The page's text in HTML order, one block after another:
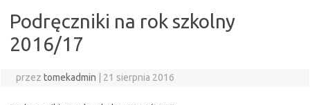
Podręczniki na rok szkolny
2016/17
przez tomekadmin | 21 sierpnia 2016